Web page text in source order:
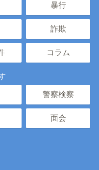
暴行
詐欺
コラム
警察検察
面会